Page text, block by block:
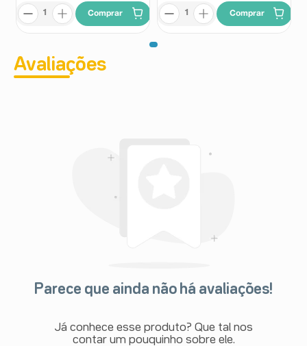
Comprar Comprar
Avaliações
Parece que ainda não há avaliações!
Já conhece esse produto? Que tal nos
contar um pouquinho sobre ele.